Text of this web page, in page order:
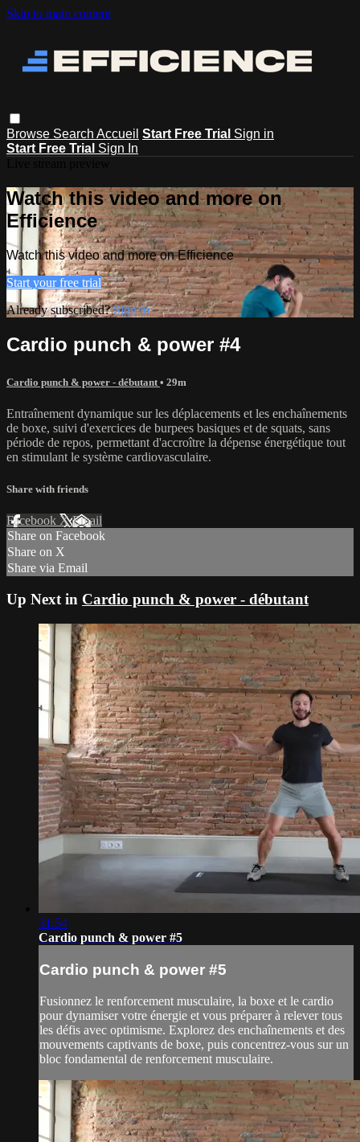
Skip to main content
Browse Search Accueil Start Free Trial Sign in
Start Free Trial Sign In
Watch this video and more on
Efficience
Watch this video and more on Efficience
Start your free trial
Already subscribed?Sign in
Cardio punch & power #4
Cardio punch & power - débutant• 29m
Entraînement dynamique sur les déplacements et les enchaînements
de boxe, suivi d'exercices de burpees basiques et de squats, sans
période de repos, permettant d'accroître la dépense énergétique tout
en stimulant le système cardiovasculaire.
Share with friends
Facebook XEmail
Share on Facebook
Share on X
Share via Email
Up Next in Cardio punch & power - débutant
31:54
Cardio punch & power #5
Cardio punch & power #5
Fusionnez le renforcement musculaire, la boxe et le cardio
pour dynamiser votre énergie et vous préparer à relever tous
les défis avec optimisme. Explorez des enchaînements et des
mouvements captivants de boxe, puis concentrez-vous sur un
bloc fondamental de renforcement musculaire.